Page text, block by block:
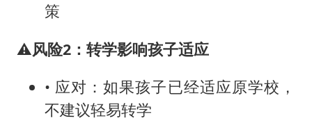
策
⚠️风险2：转学影响孩子适应
• 应对：如果孩子已经适应原学校，
不建议轻易转学